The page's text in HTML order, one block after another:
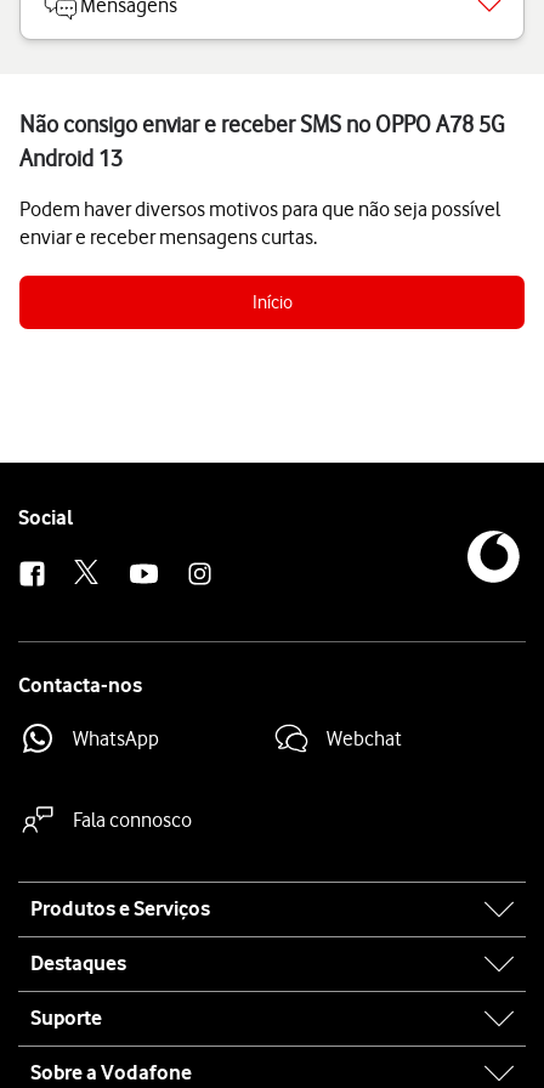
Mensagens
Não consigo enviar e receber SMS no OPPO A78 5G
Android 13
Podem haver diversos motivos para que não seja possível
enviar e receber mensagens curtas.
Início
Follow
Social
Contacta-nos
WhatsApp Webchat
Fala connosco
map
Produtos e Serviços
Destaques
Suporte
Sobre a Vodafone